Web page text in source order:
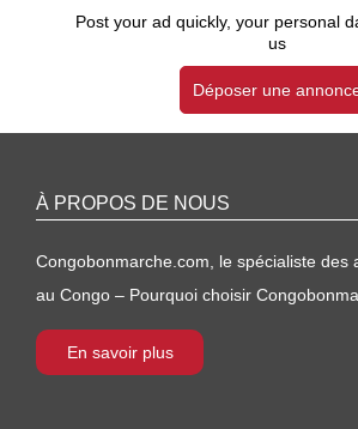
Post your ad quickly, your personal
us
Déposer une
À PROPOS DE NOUS
Congobonmarche.com, le spécialiste des
au Congo – Pourquoi choisir
En savoir plus